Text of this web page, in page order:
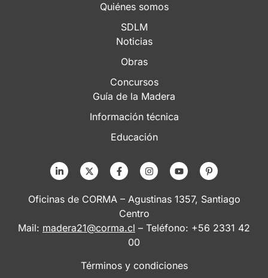
Quiénes somos
SDLM
Noticias
Obras
Concursos
Guía de la Madera
Información técnica
Educación
Oficinas de CORMA – Agustinas 1357, Santiago
Centro
Mail: madera21@corma.cl – Teléfono: +56 2331 42
00
Términos y condiciones